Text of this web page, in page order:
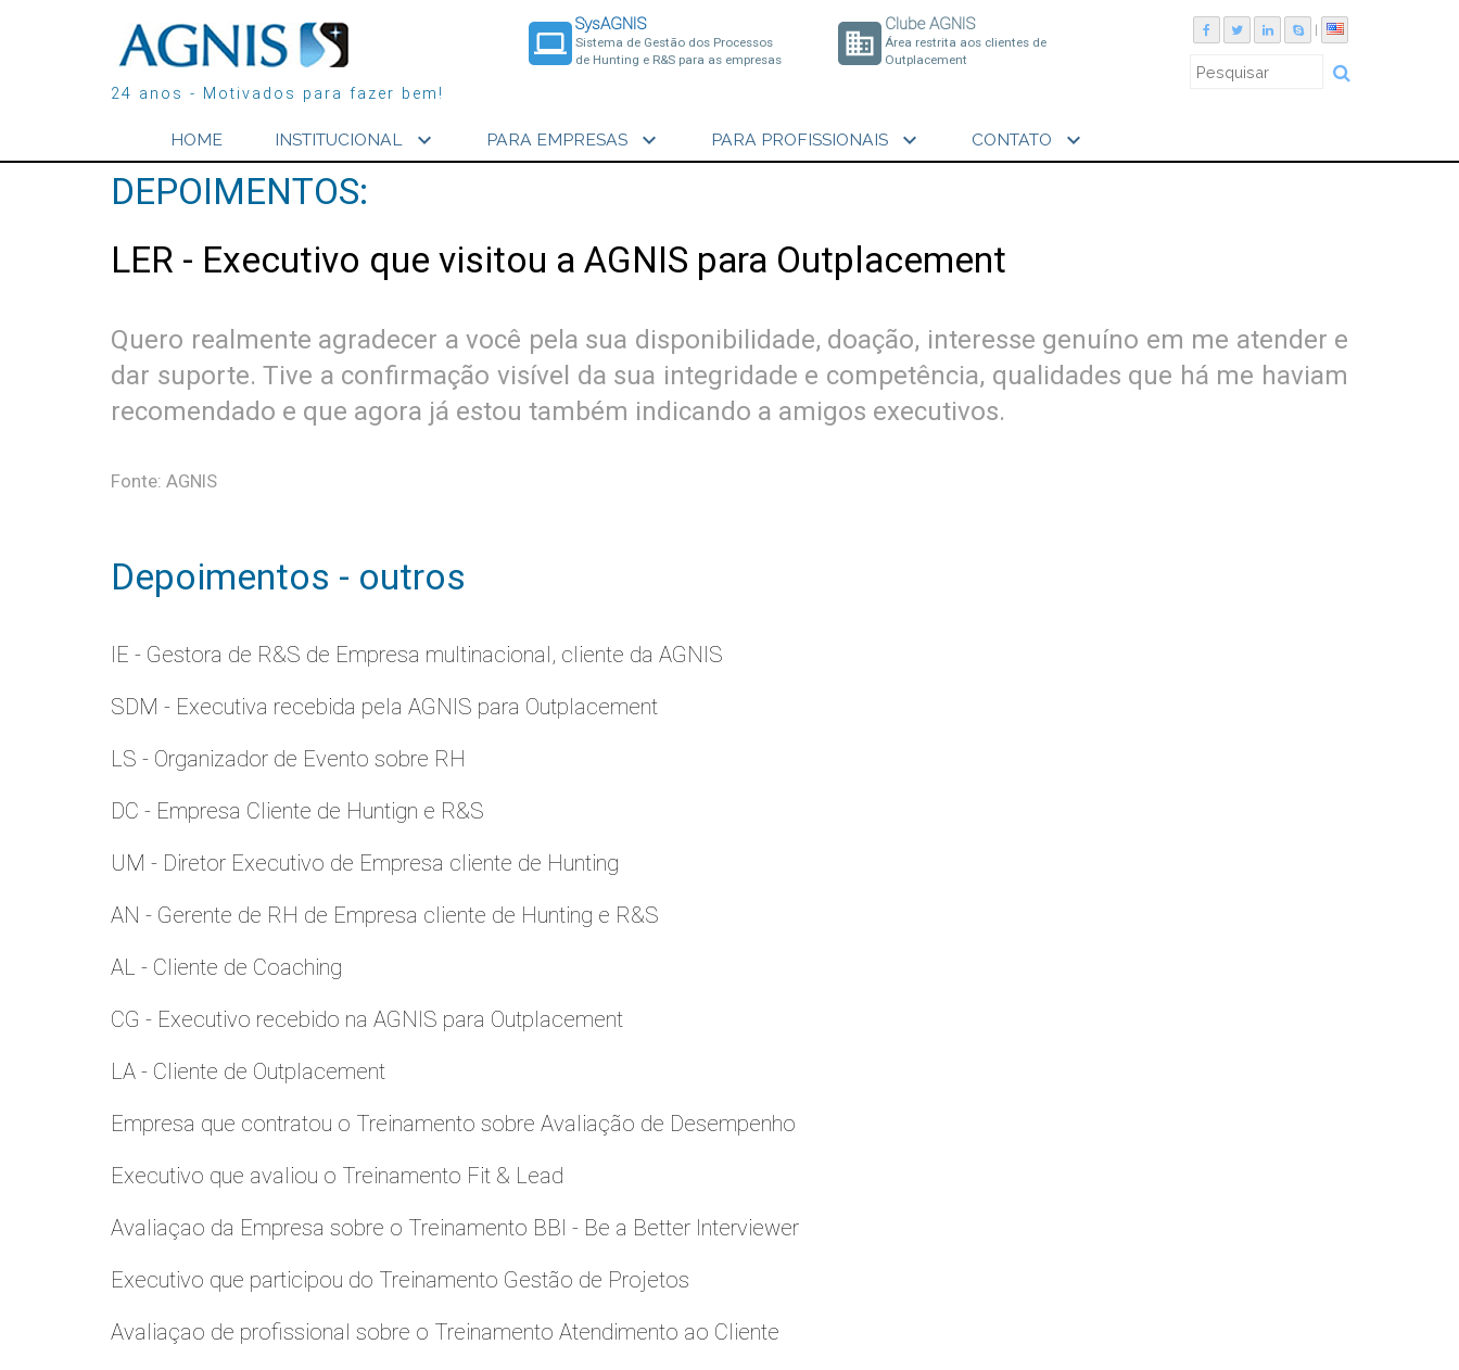
24 anos - Motivados para fazer bem!
laptop
SysAGNIS
Sistema de Gestão dos Processos
de Hunting e R&S para as empresas
business
Clube AGNIS
Área restrita aos clientes de
Outplacement
HOME INSTITUCIONAL expand_more PARA EMPRESAS expand_more PARA PROFISSIONAIS expand_more CONTATO expand_more
DEPOIMENTOS:
LER - Executivo que visitou a AGNIS para Outplacement
Quero realmente agradecer a você pela sua disponibilidade, doação, interesse genuíno em me atender e
dar suporte. Tive a confirmação visível da sua integridade e competência, qualidades que há me haviam
recomendado e que agora já estou também indicando a amigos executivos.
Fonte: AGNIS
Depoimentos - outros
IE - Gestora de R&S de Empresa multinacional, cliente da AGNIS
SDM - Executiva recebida pela AGNIS para Outplacement
LS - Organizador de Evento sobre RH
DC - Empresa Cliente de Huntign e R&S
UM - Diretor Executivo de Empresa cliente de Hunting
AN - Gerente de RH de Empresa cliente de Hunting e R&S
AL - Cliente de Coaching
CG - Executivo recebido na AGNIS para Outplacement
LA - Cliente de Outplacement
Empresa que contratou o Treinamento sobre Avaliação de Desempenho
Executivo que avaliou o Treinamento Fit & Lead
Avaliaçao da Empresa sobre o Treinamento BBI - Be a Better Interviewer
Executivo que participou do Treinamento Gestão de Projetos
Avaliaçao de profissional sobre o Treinamento Atendimento ao Cliente